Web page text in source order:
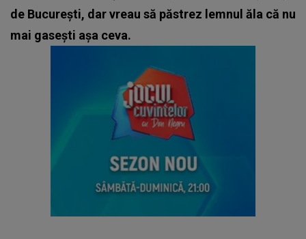
de București, dar vreau să păstrez lemnul ăla că nu
mai gasești așa ceva.